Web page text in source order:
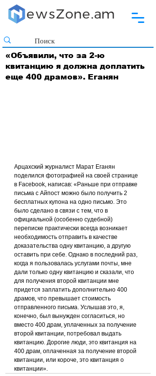
«Объявили, что за 2-ю
квитанцию я должна доплатить
еще 400 драмов». Еганян
Арцахский журналист Марат Еганян
поделился фотографией на своей странице
в Facebook, написав: «Раньше при отправке
письма с Айпост можно было получить 2
бесплатных купона на одно письмо. Это
было сделано в связи с тем, что в
официальной (особенно судебной)
переписке практически всегда возникает
необходимость отправить в качестве
доказательства одну квитанцию, а другую
оставить при себе. Однако в последний раз,
когда я пользовалась услугами почты, мне
дали только одну квитанцию и сказали, что
для получения второй квитанции мне
придется заплатить дополнительно 400
драмов, что превышает стоимость
отправленного письма. Услышав это, я,
конечно, был вынужден согласиться, но
вместо 400 драм, уплаченных за получение
второй квитанции, потребовал выдать
квитанцию. Дорогие люди, это квитанция на
400 драм, оплаченная за получение второй
квитанции, или короче, это квитанция о
квитанции».